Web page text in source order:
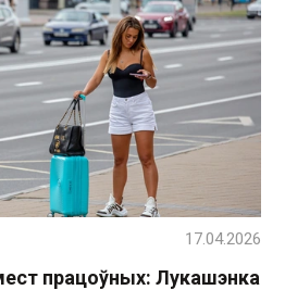
працоўных: Лукашэнка
17.04.2026